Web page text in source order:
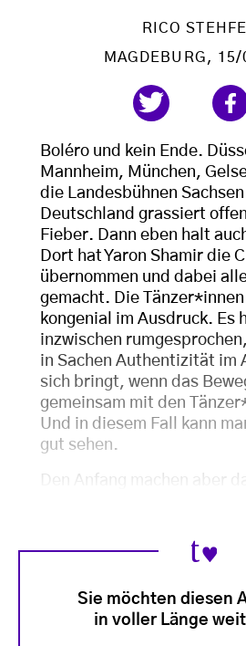
RICO
MAGDEBURG , 15/
Boléro und kein Ende.
Mannheim, München,
die Landesbühnen
Deutschland grassiert
Fieber. Dann eben halt
Dort hat Yaron Shamir die
übernommen und dabei
gemacht. Die
kongenial im Ausdruck. Es
inzwischen
in Sachen Authentizität im
sich bringt, wenn das
gemeinsam mit den
Und in diesem Fall kann
gut sehen.
Den Anfang machen aber
Sie möchten diesen
in voller Länge